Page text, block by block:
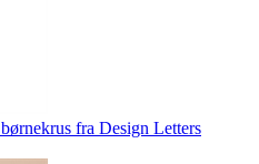
fra Design Letters